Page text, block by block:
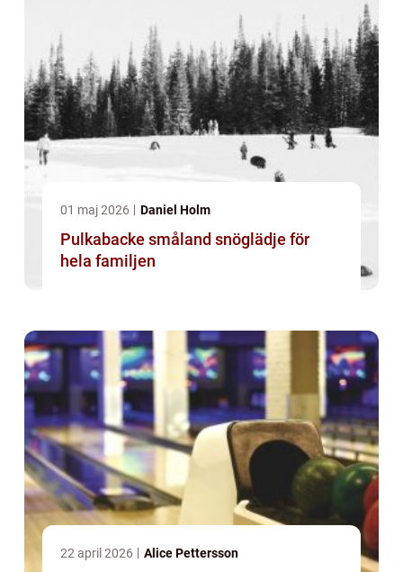
01 maj 2026 Daniel Holm
Pulkabacke småland snöglädje för
hela familjen
22 april 2026 Alice Pettersson